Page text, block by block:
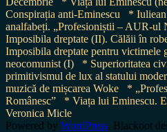
Conspirația anti-Eminescu
*
analfabeți. „Profesioniștii – AUR-ul
Imposibila dreptate (II). Călăii în
Imposibila dreptate pentru victimele
neocomunist (I)
* Superioritatea
primitivismul de lux al statului
muzică de mișcarea Woke
*
Românesc”
* Viața lui Eminescu.
Veronica Micle
Powered by WordPress. Blackoot